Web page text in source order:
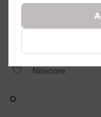
Nitecore
O